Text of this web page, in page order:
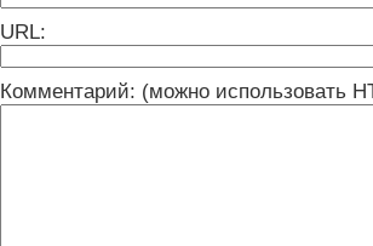
URL:
Комментарий: (можно использовать